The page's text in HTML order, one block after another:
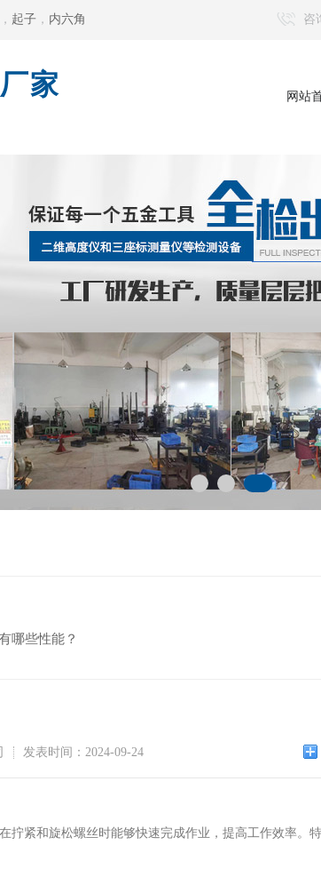
， 起子 ， 内六角 咨
家 网站
哪些性能？
发表时间：2024-09-24
拧紧和旋松螺丝时能够快速完成作业，提高工作效率。